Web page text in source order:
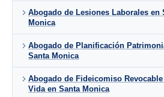
Abogado de Lesiones Laborales en
Monica
Abogado de Planificación
Santa Monica
Abogado de Fideicomiso
Vida en Santa Monica